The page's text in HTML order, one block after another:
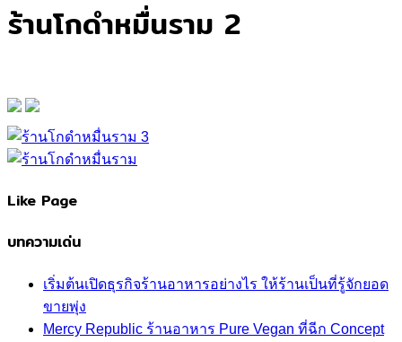
ร้านโกดำหมื่นราม 2
Like Page
บทความเด่น
เริ่มต้นเปิดธุรกิจร้านอาหารอย่างไร ให้ร้านเป็นที่รู้จักยอด
ขายพุ่ง
Mercy Republic ร้านอาหาร Pure Vegan ที่ฉีก Concept